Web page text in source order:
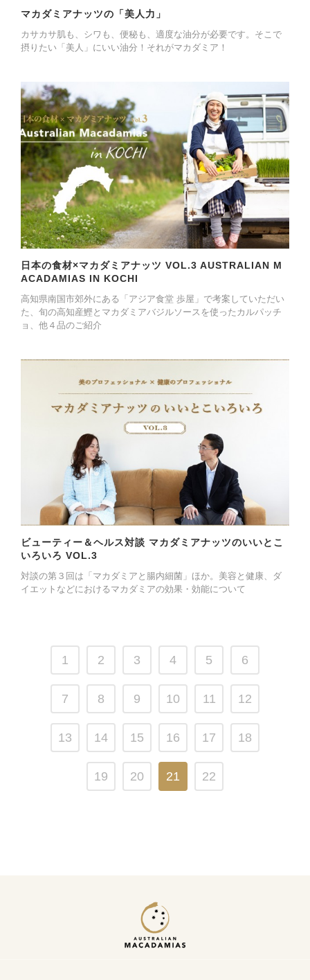
マカダミアナッツの「美人力」
カサカサ肌も、シワも、便秘も、適度な油分が必要です。そこで
摂りたい「美人」にいい油分！それがマカダミア！
日本の食材×マカダミアナッツ VOL.3 AUSTRALIAN M
ACADAMIAS IN KOCHI
高知県南国市郊外にある「アジア食堂 歩屋」で考案していただい
た、旬の高知産鰹とマカダミアバジルソースを使ったカルパッチ
ョ、他４品のご紹介
ビューティー＆ヘルス対談 マカダミアナッツのいいとこ
いろいろ VOL.3
対談の第３回は「マカダミアと腸内細菌」ほか。美容と健康、ダ
イエットなどにおけるマカダミアの効果・効能について
1 2 3 4 5 6
7 8 9 10 11 12
13 14 15 16 17 18
19 20 21 22